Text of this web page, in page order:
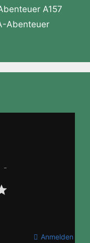
A157
Abenteuer
Anmelden